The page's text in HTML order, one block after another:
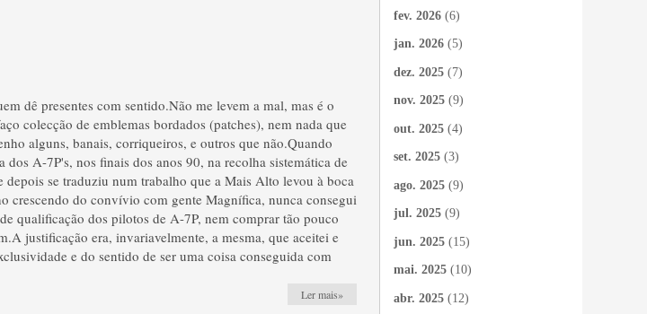
dê presentes com sentido.Não me levem a mal, mas é o
colecção de emblemas bordados (patches), nem nada que
alguns, banais, corriqueiros, e outros que não.Quando
dos A-7P's, nos finais dos anos 90, na recolha sistemática de
depois se traduziu num trabalho que a Mais Alto levou à boca
crescendo do convívio com gente Magnífica, nunca consegui
qualificação dos pilotos de A-7P, nem comprar tão pouco
justificação era, invariavelmente, a mesma, que aceitei e
e do sentido de ser uma coisa conseguida com
Ler mais»
fev. 2026 (6)
jan. 2026 (5)
dez. 2025 (7)
nov. 2025 (9)
out. 2025 (4)
set. 2025 (3)
ago. 2025 (9)
jul. 2025 (9)
jun. 2025 (15)
mai. 2025 (10)
abr. 2025 (12)